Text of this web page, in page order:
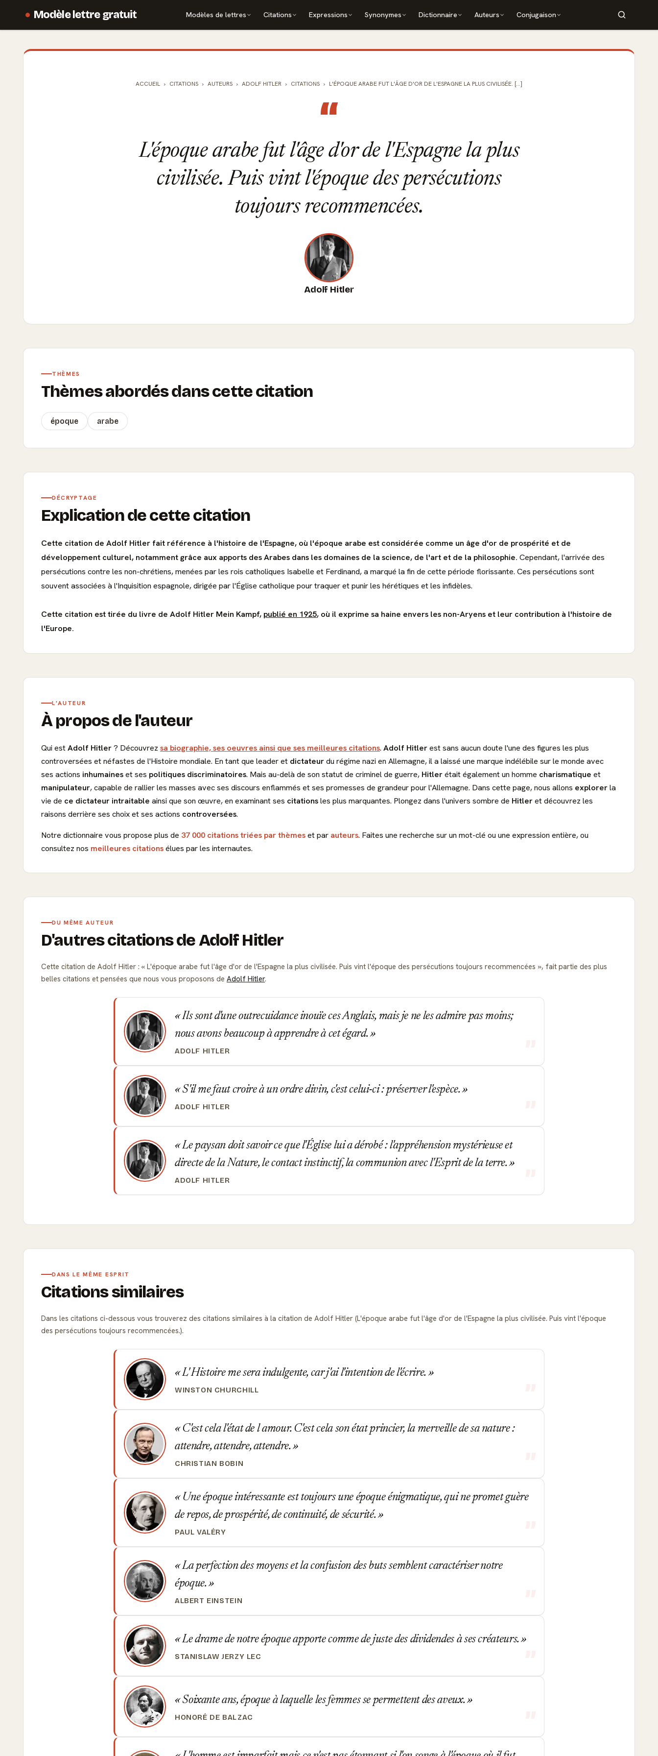
Modèle lettre gratuit Modèles de lettres Citations Expressions Synonymes Dictionnaire Auteurs Conjugaison
ACCUEIL CITATIONS AUTEURS ADOLF HITLER CITATIONS L'ÉPOQUE ARABE FUT L'ÂGE D'OR DE L'ESPAGNE LA PLUS CIVILISÉE. [...]
“
L'époque arabe fut l'âge d'or de l'Espagne la plus
civilisée. Puis vint l'époque des persécutions
toujours recommencées.
Adolf Hitler
THÈMES
Thèmes abordés dans cette citation
époque arabe
DÉCRYPTAGE
Explication de cette citation
Cette citation de Adolf Hitler fait référence à l'histoire de l'Espagne, où l'époque arabe est considérée comme un âge d'or de prospérité et de
développement culturel, notamment grâce aux apports des Arabes dans les domaines de la science, de l'art et de la philosophie. Cependant, l'arrivée des
persécutions contre les non-chrétiens, menées par les rois catholiques Isabelle et Ferdinand, a marqué la fin de cette période florissante. Ces persécutions sont
souvent associées à l'Inquisition espagnole, dirigée par l'Église catholique pour traquer et punir les hérétiques et les infidèles.
Cette citation est tirée du livre de Adolf Hitler Mein Kampf, publié en 1925, où il exprime sa haine envers les non-Aryens et leur contribution à l'histoire de
l'Europe.
L'AUTEUR
À propos de l'auteur
Qui estAdolf Hitler? Découvrez sa biographie, ses oeuvres ainsi que ses meilleures citations. Adolf Hitlerest sans aucun doute l'une des figures les plus
controversées et néfastes de l'Histoire mondiale. En tant que leader et dictateurdu régime nazi en Allemagne, il a laissé une marque indélébile sur le monde avec
ses actions inhumaineset ses politiques discriminatoires. Mais au-delà de son statut de criminel de guerre, Hitlerétait également un homme charismatique et
manipulateur, capable de rallier les masses avec ses discours enflammés et ses promesses de grandeur pour l'Allemagne. Dans cette page, nous allons explorerla
vie de ce dictateur intraitable ainsi que son œuvre, en examinant ses citationsles plus marquantes. Plongez dans l'univers sombre de Hitleret découvrez les
raisons derrière ses choix et ses actions controversées.
Notre dictionnaire vous propose plus de 37 000 citations triées par thèmeset par auteurs. Faites une recherche sur un mot-clé ou une expression entière, ou
consultez nos meilleures citationsélues par les internautes.
DU MÊME AUTEUR
D'autres citations de Adolf Hitler
Cette citation de Adolf Hitler : L'époque arabe fut l'âge d'or de l'Espagne la plus civilisée. Puis vint l'époque des persécutions toujours recommencées
, fait partie des plus
belles citations et pensées que nous vous proposons de Adolf Hitler.
Ils sont d'une outrecuidance inouïe ces Anglais, mais je ne les admire pas moins;
nous avons beaucoup à apprendre à cet égard.
ADOLF HITLER
S'il me faut croire à un ordre divin, c'est celui-ci : préserver l'espèce.
ADOLF HITLER
Le paysan doit savoir ce que l'Église lui a dérobé : l'appréhension mystérieuse et
directe de la Nature, le contact instinctif, la communion avec l'Esprit de la terre.
ADOLF HITLER
DANS LE MÊME ESPRIT
Citations similaires
Dans les citations ci-dessous vous trouverez des citations similaires à la citation de Adolf Hitler (L'époque arabe fut l'âge d'or de l'Espagne la plus civilisée. Puis vint l'époque
des persécutions toujours recommencées.).
L' Histoire me sera indulgente, car j'ai l'intention de l'écrire.
WINSTON CHURCHILL
C'est cela l'état de l amour. C'est cela son état princier, la merveille de sa nature :
attendre, attendre, attendre.
CHRISTIAN BOBIN
Une époque intéressante est toujours une époque énigmatique, qui ne promet guère
de repos, de prospérité, de continuité, de sécurité.
PAUL VALÉRY
La perfection des moyens et la confusion des buts semblent caractériser notre
époque.
ALBERT EINSTEIN
Le drame de notre époque apporte comme de juste des dividendes à ses créateurs.
STANISLAW JERZY LEC
Soixante ans, époque à laquelle les femmes se permettent des aveux.
HONORÉ DE BALZAC